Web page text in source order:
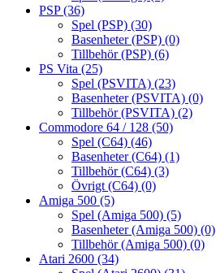
PSP(36)
Spel (PSP) (30)
Basenheter (PSP) (0)
Tillbehör (PSP) (6)
PS Vita (25)
Spel (PSVITA) (23)
Basenheter (PSVITA) (0)
Tillbehör (PSVITA) (2)
Commodore 64 / 128 (50)
Spel (C64) (46)
Basenheter (C64) (1)
Tillbehör (C64) (3)
Övrigt (C64) (0)
Amiga 500 (5)
Spel (Amiga 500) (5)
Basenheter (Amiga 500) (0)
Tillbehör (Amiga 500) (0)
Atari 2600 (34)